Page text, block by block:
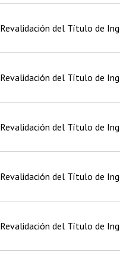
Revalidación del Título de
Revalidación del Título de
Revalidación del Título de
Revalidación del Título de
Revalidación del Título de